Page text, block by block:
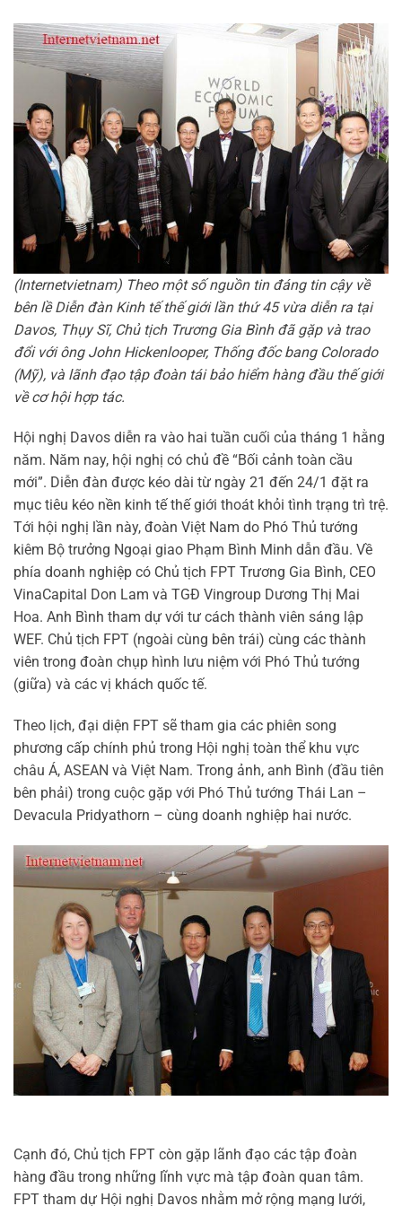
(Internetvietnam) Theo một số nguồn tin đáng tin cậy về
bên lề Diễn đàn Kinh tế thế giới lần thứ 45 vừa diễn ra tại
Davos, Thụy Sĩ, Chủ tịch Trương Gia Bình đã gặp và trao
đổi với ông John Hickenlooper, Thống đốc bang Colorado
(Mỹ), và lãnh đạo tập đoàn tái bảo hiểm hàng đầu thế giới
về cơ hội hợp tác.
Hội nghị Davos diễn ra vào hai tuần cuối của tháng 1 hằng
năm. Năm nay, hội nghị có chủ đề “Bối cảnh toàn cầu
mới”. Diễn đàn được kéo dài từ ngày 21 đến 24/1 đặt ra
mục tiêu kéo nền kinh tế thế giới thoát khỏi tình trạng trì trệ.
Tới hội nghị lần này, đoàn Việt Nam do Phó Thủ tướng
kiêm Bộ trưởng Ngoại giao Phạm Bình Minh dẫn đầu. Về
phía doanh nghiệp có Chủ tịch FPT Trương Gia Bình, CEO
VinaCapital Don Lam và TGĐ Vingroup Dương Thị Mai
Hoa. Anh Bình tham dự với tư cách thành viên sáng lập
WEF. Chủ tịch FPT (ngoài cùng bên trái) cùng các thành
viên trong đoàn chụp hình lưu niệm với Phó Thủ tướng
(giữa) và các vị khách quốc tế.
Theo lịch, đại diện FPT sẽ tham gia các phiên song
phương cấp chính phủ trong Hội nghị toàn thể khu vực
châu Á, ASEAN và Việt Nam. Trong ảnh, anh Bình (đầu tiên
bên phải) trong cuộc gặp với Phó Thủ tướng Thái Lan –
Devacula Pridyathorn – cùng doanh nghiệp hai nước.
Cạnh đó, Chủ tịch FPT còn gặp lãnh đạo các tập đoàn
hàng đầu trong những lĩnh vực mà tập đoàn quan tâm.
FPT tham dự Hội nghị Davos nhằm mở rộng mạng lưới,